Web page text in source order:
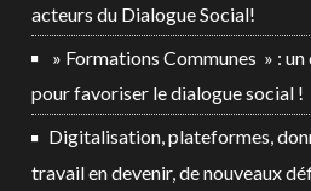
acteurs du Dialogue Social!
» Formations Communes » :
pour favoriser le dialogue social !
Digitalisation, plateformes,
travail en devenir, de nouveaux